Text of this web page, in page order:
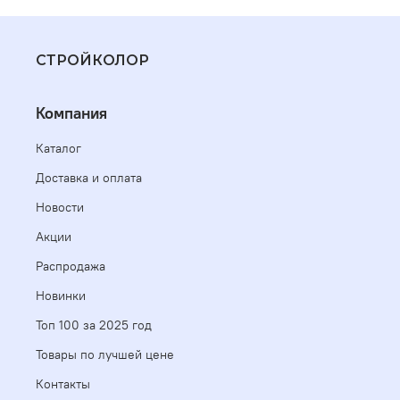
СТРОЙКОЛОР
Компания
Каталог
Доставка и оплата
Новости
Акции
Распродажа
Новинки
Топ 100 за 2025 год
Товары по лучшей цене
Контакты